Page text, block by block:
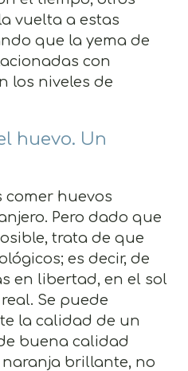
vuelta a estas
que la yema de
con
los niveles de
huevo. Un
comer huevos
Pero dado que
trata de que
es decir, de
en libertad, en el sol
Se puede
la calidad de un
buena calidad
brillante, no